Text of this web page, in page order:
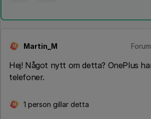
M Martin_M
Hej! Något nytt om detta? OnePlus
telefoner.
M 1 person gillar detta